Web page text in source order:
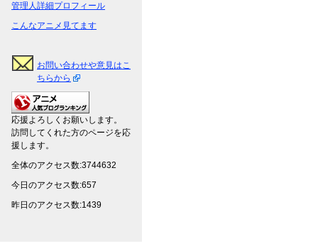
管理人詳細プロフィール
こんなアニメ見てます
お問い合わせや意見はこ
ちらから
応援よろしくお願いします。
訪問してくれた方のページを応
援します。
全体のアクセス数:3744632
今日のアクセス数:657
昨日のアクセス数:1439